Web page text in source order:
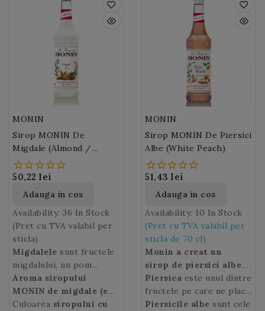
folosit pentru a crea
retete fabuloase de
experiente asiatice
autentice, combinati
cu menta.
cocos MONIN.
MONIN
Sirop MONIN De
Migdale (Almond /
Orgeat)
50,22 lei
Adauga in cos
Availability: 36 In Stock
(Pret cu TVA valabil per
sticla)
Migdalele sunt fructele
migdalului, un pom
fructifer ce-si are
orginile in Egipt.
Prezente in special in
Aroma siropului
MONIN de migdale (en.
Almond, fr. Orgeat):un
Culoarea siropului cu
MONIN
Sirop MONIN De Piersici
Albe (White Peach)
51,43 lei
Adauga in cos
Availability: 10 In Stock
(Pret cu TVA valabil per
sticla de 70 cl)
Monin a creat un
sirop de piersici albe
care promite sa redea
aroma autentica a
fructelor rafinate
Piersica este unul dintre
fructele pe care ne place
sa le savuram vara.
Piersicile albe sunt cele